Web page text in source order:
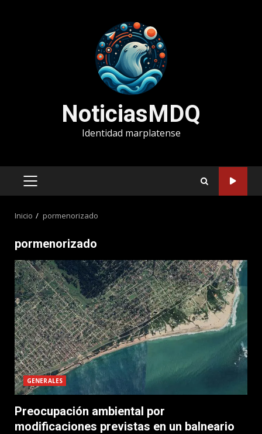
NoticiasMDQ
Identidad marplatense
MENÚ
Inicio pormenorizado
pormenorizado
GENERALES
Preocupación ambiental por
modificaciones previstas en un balneario